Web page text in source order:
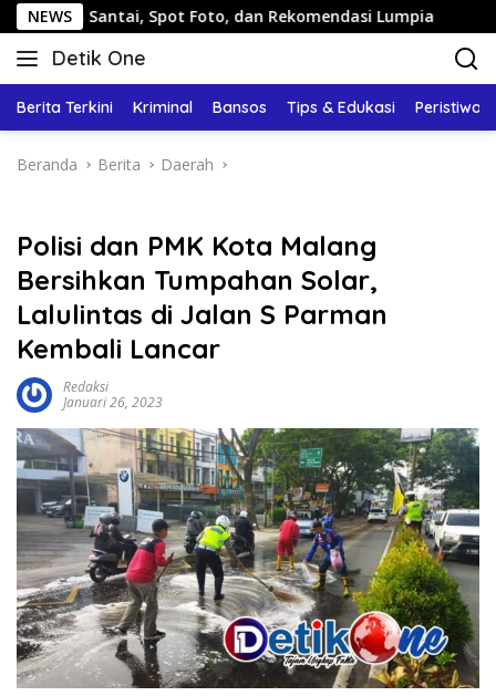
Langsung
ke
konten
NEWS
Spot Foto, dan Rekomendasi Lumpia Panduan
Detik One
Tajam
Fakta
Berita Terkini Kriminal Bansos Tips & Edukasi Peristiwa
Beranda Berita Daerah
Polisi dan PMK Kota Malang
Bersihkan Tumpahan Solar,
Lalulintas di Jalan S Parman
Kembali Lancar
Redaksi
Januari 26, 2023